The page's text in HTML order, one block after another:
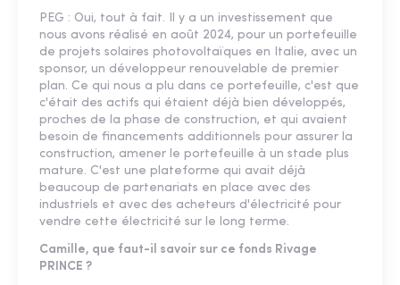
PEG : Oui, tout à fait. Il y a un investissement que
nous avons réalisé en août 2024, pour un portefeuille
de projets solaires photovoltaïques en Italie, avec un
sponsor, un développeur renouvelable de premier
plan. Ce qui nous a plu dans ce portefeuille, c'est que
c'était des actifs qui étaient déjà bien développés,
proches de la phase de construction, et qui avaient
besoin de financements additionnels pour assurer la
construction, amener le portefeuille à un stade plus
mature. C'est une plateforme qui avait déjà
beaucoup de partenariats en place avec des
industriels et avec des acheteurs d'électricité pour
vendre cette électricité sur le long terme.
Camille, que faut-il savoir sur ce fonds Rivage
PRINCE ?